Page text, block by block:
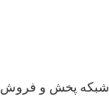
شبکه پخش و فروش